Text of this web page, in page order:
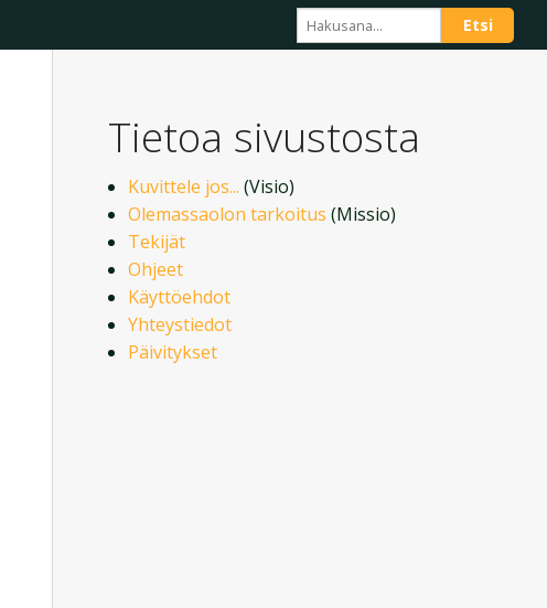
Tietoa sivustosta
Kuvittele jos... (Visio)
Olemassaolon tarkoitus (Missio)
Tekijät
Ohjeet
Käyttöehdot
Yhteystiedot
Päivitykset